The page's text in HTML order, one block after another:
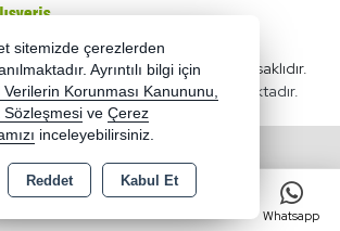
Whatsapp
- Tüm hakları saklıdır.
256bit SSL sertifikası ile korunmaktadır.
Ticaret ile hazırlanmıştır.
sitemizde çerezlerden
Ayrıntılı bilgi için
Verilerin Korunması Kanununu,
Sözleşmesi ve Çerez
inceleyebilirsiniz.
Reddet Kabul Et